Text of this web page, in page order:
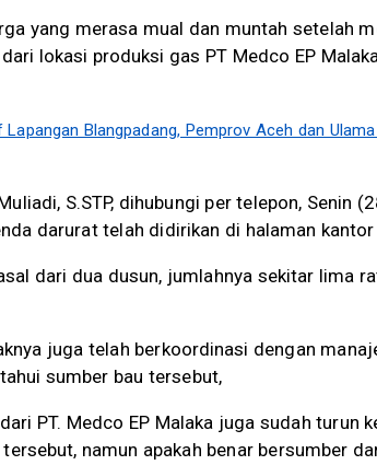
yang merasa mual dan muntah setelah
lokasi produksi gas PT Medco EP
Lapangan Blangpadang, Pemprov Aceh dan
S.STP, dihubungi per telepon, Senin
darurat telah didirikan di halaman
dari dua dusun, jumlahnya sekitar lima
juga telah berkoordinasi dengan
sumber bau tersebut,
PT. Medco EP Malaka juga sudah turun
namun apakah benar bersumber